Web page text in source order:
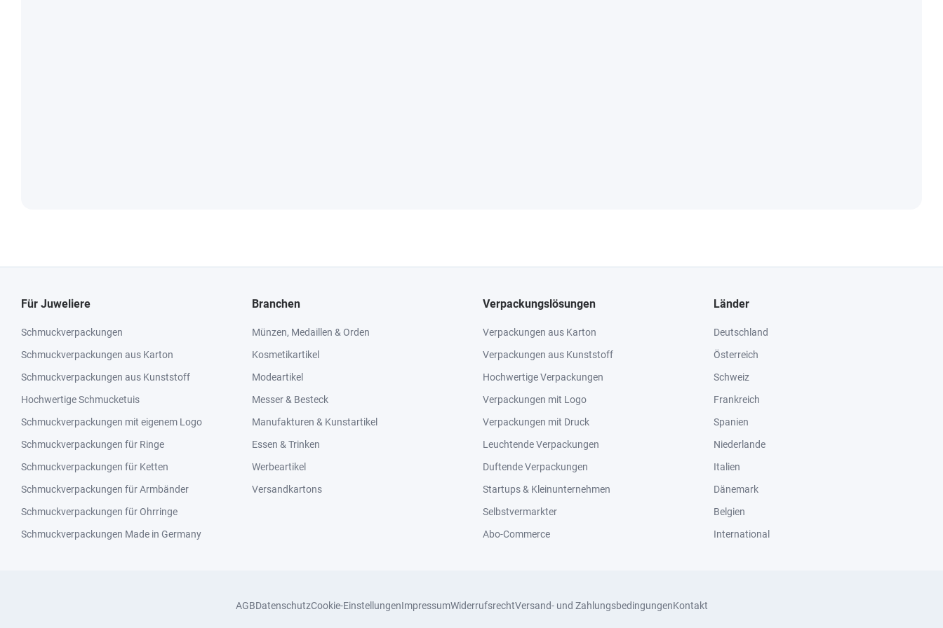
Für Juweliere
Schmuckverpackungen
Schmuckverpackungen aus Karton
Schmuckverpackungen aus Kunststoff
Hochwertige Schmucketuis
Schmuckverpackungen mit eigenem Logo
Schmuckverpackungen für Ringe
Schmuckverpackungen für Ketten
Schmuckverpackungen für Armbänder
Schmuckverpackungen für Ohrringe
Schmuckverpackungen Made in Germany
Branchen
Münzen, Medaillen & Orden
Kosmetikartikel
Modeartikel
Messer & Besteck
Manufakturen & Kunstartikel
Essen & Trinken
Werbeartikel
Versandkartons
Verpackungslösungen
Verpackungen aus Karton
Verpackungen aus Kunststoff
Hochwertige Verpackungen
Verpackungen mit Logo
Verpackungen mit Druck
Leuchtende Verpackungen
Duftende Verpackungen
Startups & Kleinunternehmen
Selbstvermarkter
Abo-Commerce
Länder
Deutschland
Österreich
Schweiz
Frankreich
Spanien
Niederlande
Italien
Dänemark
Belgien
International
AGBDatenschutzCookie-EinstellungenImpressumWiderrufsrechtVersand- und ZahlungsbedingungenKontakt